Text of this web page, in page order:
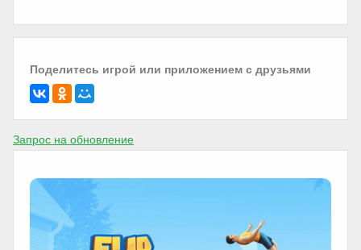
Поделитесь игрой или приложением с друзьями
Запрос на обновление